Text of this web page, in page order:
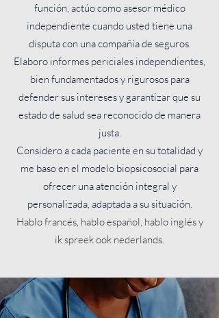
función, actúo como asesor médico
independiente cuando usted tiene una
disputa con una compañía de seguros.
Elaboro informes periciales independientes,
bien fundamentados y rigurosos para
defender sus intereses y garantizar que su
estado de salud sea reconocido de manera
justa.
Considero a cada paciente en su totalidad y
me baso en el modelo biopsicosocial para
ofrecer una atención integral y
personalizada, adaptada a su situación.
Hablo francés, hablo español, hablo inglés y
ik spreek ook nederlands.